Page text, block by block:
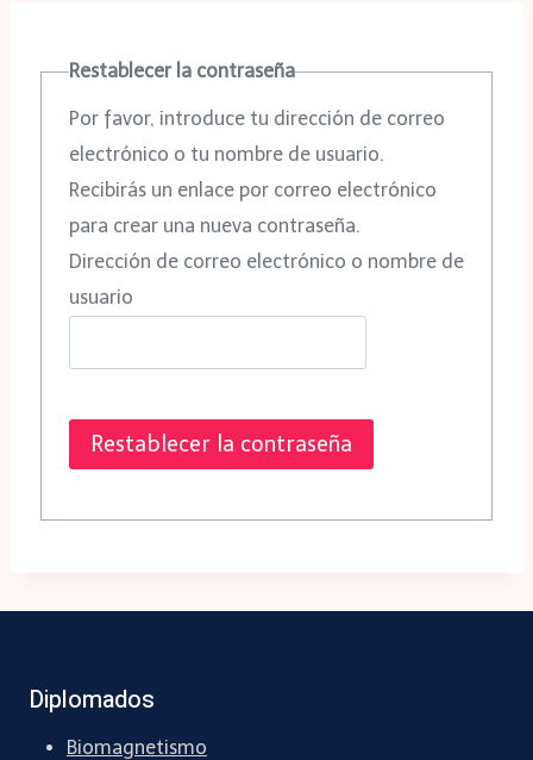
Restablecer la contraseña
Por favor, introduce tu dirección de correo
electrónico o tu nombre de usuario.
Recibirás un enlace por correo electrónico
para crear una nueva contraseña.
Dirección de correo electrónico o nombre de
usuario
Restablecer la contraseña
Diplomados
Biomagnetismo